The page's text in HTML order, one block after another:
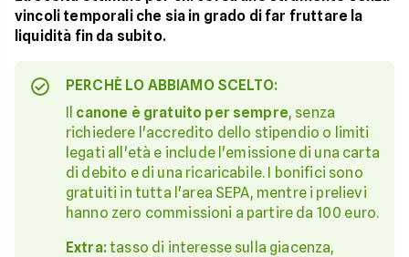
vincoli temporali che sia in grado di far fruttare la
liquidità fin da subito.
PERCHÈ LO ABBIAMO SCELTO:
Il canone è gratuito per sempre, senza
richiedere l'accredito dello stipendio o limiti
legati all'età e include l'emissione di una carta
di debito e di una ricaricabile. I bonifici sono
gratuiti in tutta l'area SEPA, mentre i prelievi
hanno zero commissioni a partire da 100 euro.
Extra:tasso di interesse sulla giacenza,